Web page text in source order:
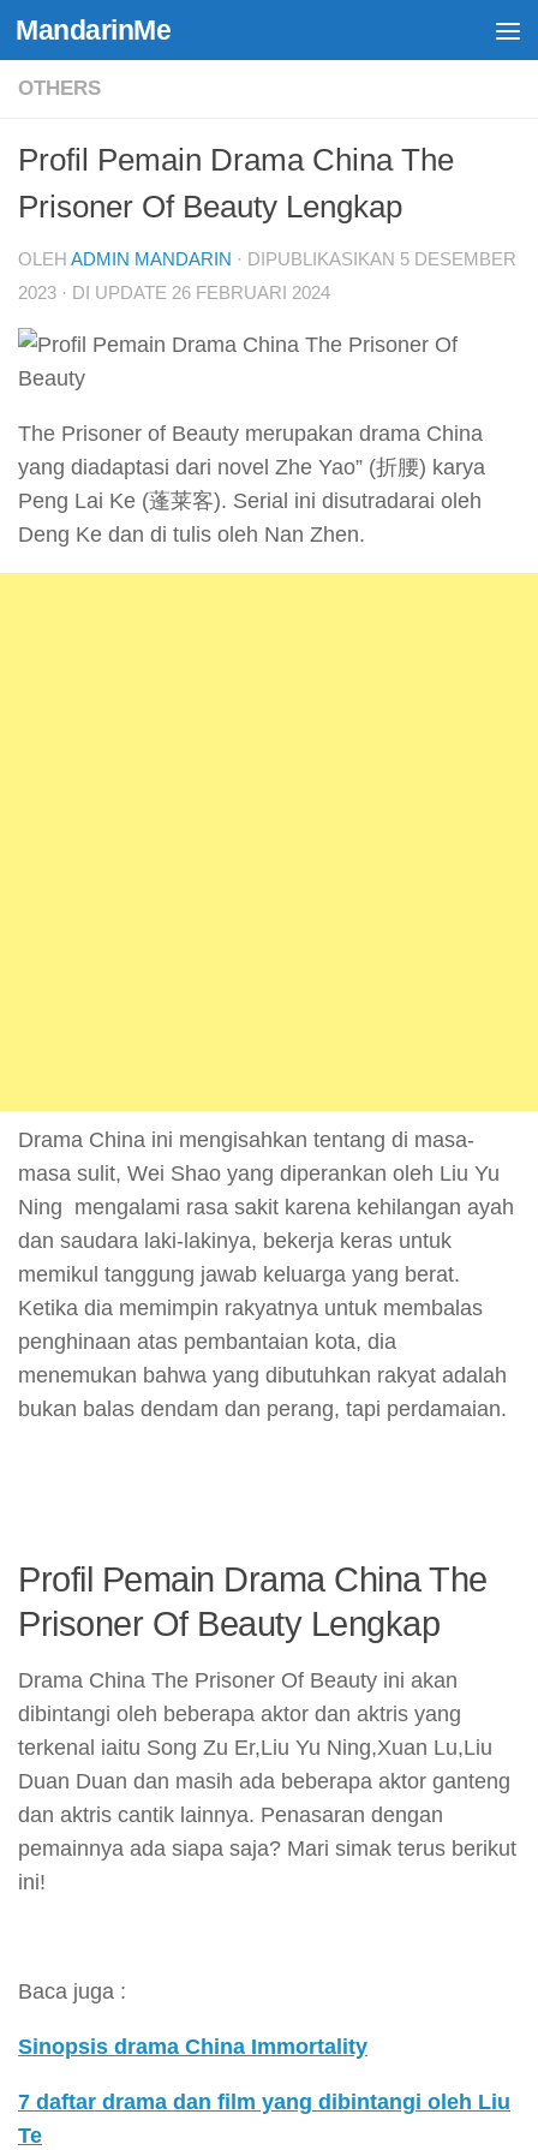
Skip to content
MandarinMe
OTHERS
Profil Pemain Drama China The
Prisoner Of Beauty Lengkap
OLEH ADMIN MANDARIN · DIPUBLIKASIKAN 5 DESEMBER
2023 · DI UPDATE 26 FEBRUARI 2024
The Prisoner of Beauty merupakan drama China
yang diadaptasi dari novel Zhe Yao” (折腰) karya
Peng Lai Ke (蓬莱客). Serial ini disutradarai oleh
Deng Ke dan di tulis oleh Nan Zhen.
Drama China ini mengisahkan tentang di masa-
masa sulit, Wei Shao yang diperankan oleh Liu Yu
Ning mengalami rasa sakit karena kehilangan ayah
dan saudara laki-lakinya, bekerja keras untuk
memikul tanggung jawab keluarga yang berat.
Ketika dia memimpin rakyatnya untuk membalas
penghinaan atas pembantaian kota, dia
menemukan bahwa yang dibutuhkan rakyat adalah
bukan balas dendam dan perang, tapi perdamaian.
Profil Pemain Drama China The
Prisoner Of Beauty Lengkap
Drama China The Prisoner Of Beauty ini akan
dibintangi oleh beberapa aktor dan aktris yang
terkenal iaitu Song Zu Er,Liu Yu Ning,Xuan Lu,Liu
Duan Duan dan masih ada beberapa aktor ganteng
dan aktris cantik lainnya. Penasaran dengan
pemainnya ada siapa saja? Mari simak terus berikut
ini!
Baca juga :
Sinopsis drama China Immortality
7 daftar drama dan film yang dibintangi oleh Liu
Te